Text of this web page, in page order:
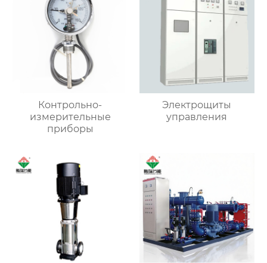
Контрольно-
измерительные
приборы
Электрощиты
управления